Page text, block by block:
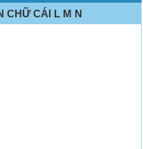
CHỮ CÁI L M N